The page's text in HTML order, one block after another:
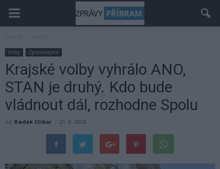
Volby Zpravodajství
Krajské volby vyhrálo ANO,
STAN je druhý. Kdo bude
vládnout dál, rozhodne Spolu
od Radek Ctibor - 21. 9. 2024